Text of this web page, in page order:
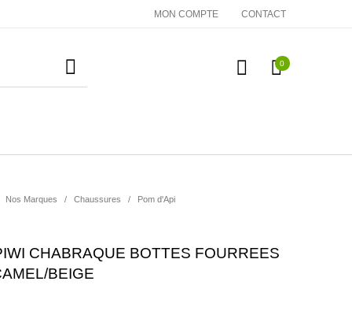
MON COMPTE CONTACT
0
Nos Marques / Chaussures / Pom d'Api
CHABRAQUE BOTTES FOURREES
BEIGE